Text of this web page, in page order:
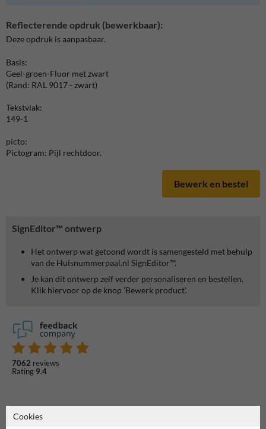
SignEditor™ ontwerp
Het ontwerp wat getoond wordt is samengesteld met behulp
van de Huisnummerpaal.nl SignEditor™.
Je kan dit ontwerp zelf verder personaliseren en bestellen.
Klik hiervoor op de knop 'Bewerk product'.
7062 reviews
Rating 9.4
Reflecterende opdruk (bewerkbaar):
Deze opdruk is aanpasbaar.
Basis:
Geel-groen-Fluor met zwart
(Rand: RAL 9017 - zwart)
Tekstvlak:
149-1
picto:
Pictogram: Pijl rechtdoor.
Bewerk en bestel
Cookies